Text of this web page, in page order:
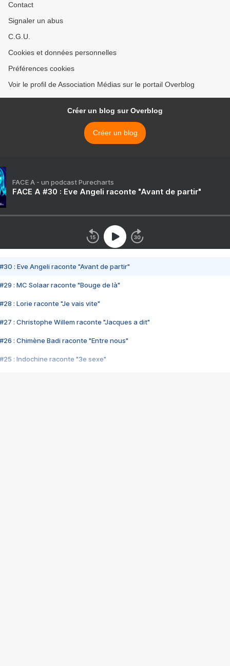
Contact
Signaler un abus
C.G.U.
Cookies et données personnelles
Préférences cookies
Voir le profil de Association Médias sur le portail Overblog
Créer un blog sur Overblog
Créer un blog
FACE A - un podcast Purecharts
FACE A #30 : Eve Angeli raconte "Avant de partir"
#30 : Eve Angeli raconte "Avant de partir"
#29 : MC Solaar raconte "Bouge de là"
#28 : Lorie raconte "Je vais vite"
#27 : Christophe Willem raconte "Jacques a dit"
#26 : Chimène Badi raconte "Entre nous"
#25 : Indochine raconte "3e sexe"